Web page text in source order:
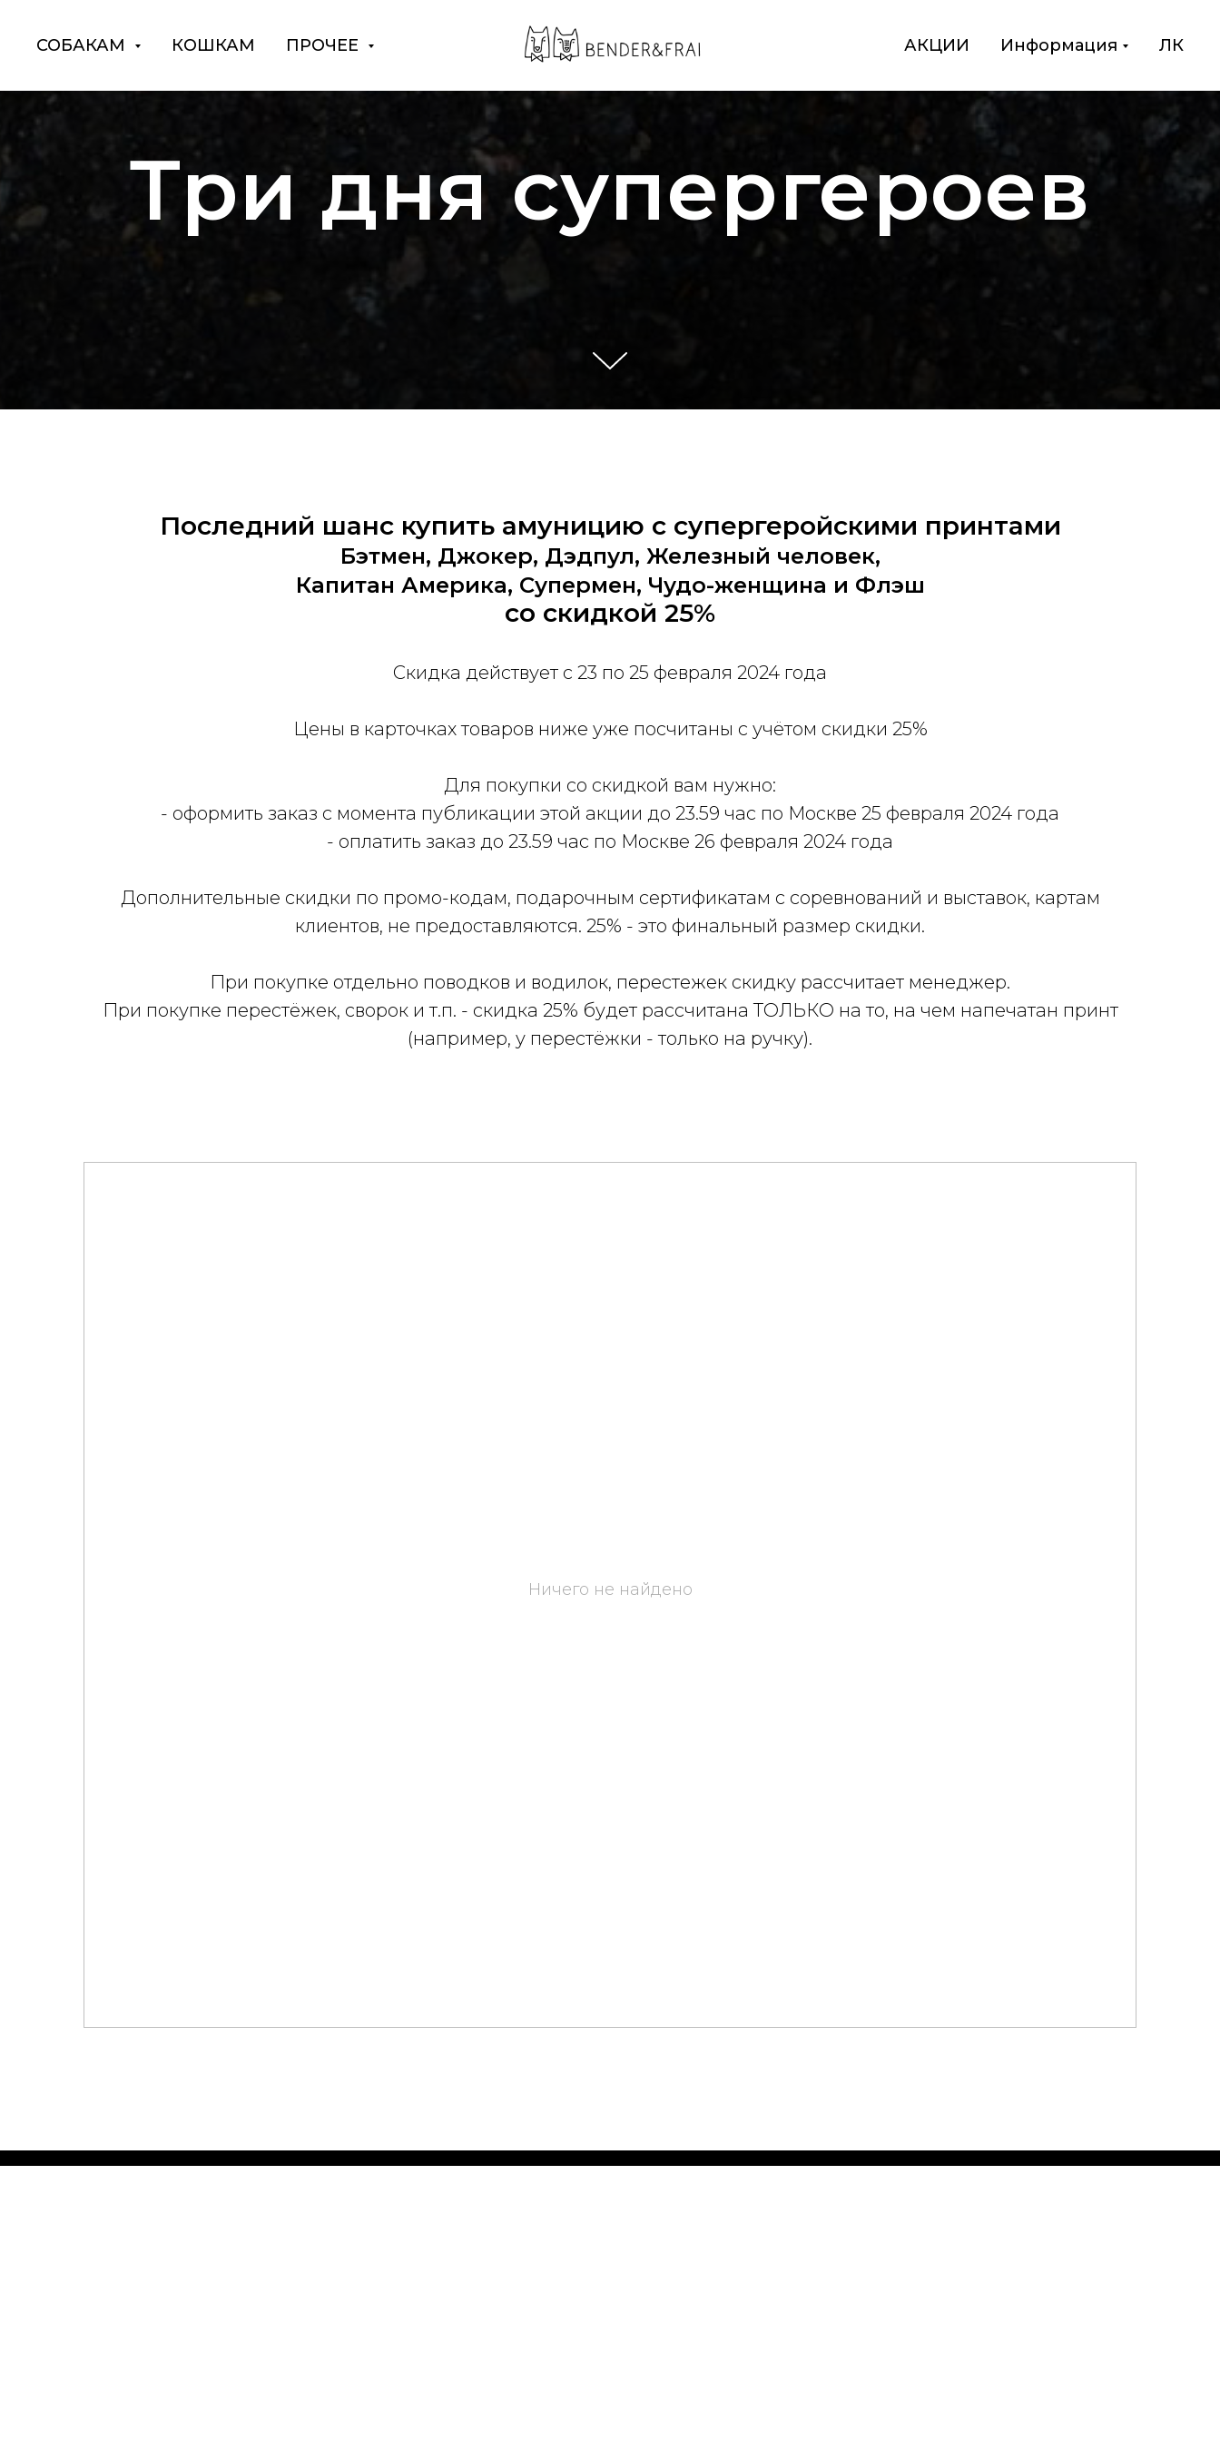
СОБАКАМ КОШКАМ ПРОЧЕЕ АКЦИИ Информация ЛК
Три дня супергероев
Последний шанс купить амуницию с супергеройскими принтами
Бэтмен, Джокер, Дэдпул, Железный человек,
Капитан Америка, Супермен, Чудо-женщина и Флэш
со скидкой 25%
Скидка действует с 23 по 25 февраля 2024 года
Цены в карточках товаров ниже уже посчитаны с учётом скидки 25%
Для покупки со скидкой вам нужно:
- оформить заказ с момента публикации этой акции до 23.59 час по Москве 25 февраля 2024 года
- оплатить заказ до 23.59 час по Москве 26 февраля 2024 года
Дополнительные скидки по промо-кодам, подарочным сертификатам с соревнований и выставок, картам
клиентов, не предоставляются. 25% - это финальный размер скидки.
При покупке отдельно поводков и водилок, перестежек скидку рассчитает менеджер.
При покупке перестёжек, сворок и т.п. - скидка 25% будет рассчитана ТОЛЬКО на то, на чем напечатан принт
(например, у перестёжки - только на ручку).
Ничего не найдено